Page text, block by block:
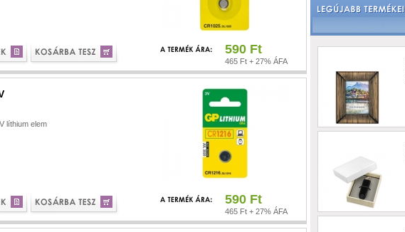
590 Ft
465 Ft + 27% ÁFA
líthium elem
590 Ft
465 Ft + 27% ÁFA